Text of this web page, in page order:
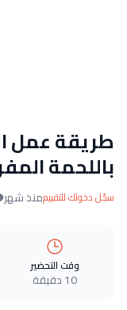
طريقة عمل
باللحمة
سجّل دخولك للتقييممنذ شهر
وقت التحضير
10 دقيقة